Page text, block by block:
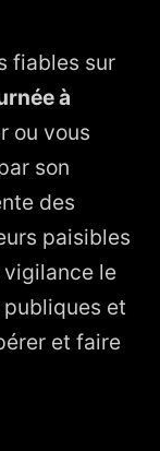
lecture
fiables sur
à
ou vous
son
des
paisibles
le
publiques et
et faire